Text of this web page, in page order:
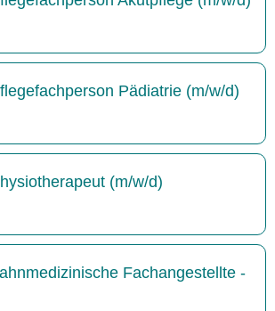
Pädiatrie (m/w/d)
(m/w/d)
Fachangestellte -